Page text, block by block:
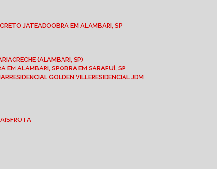
JATEADO OBRA EM ALAMBARI, SP
CRECHE (ALAMBARI, SP)
EM ALAMBARI, SP
OBRA EM SARAPUÍ, SP
RESIDENCIAL GOLDEN VILLE RESIDENCIAL JDM
FROTA